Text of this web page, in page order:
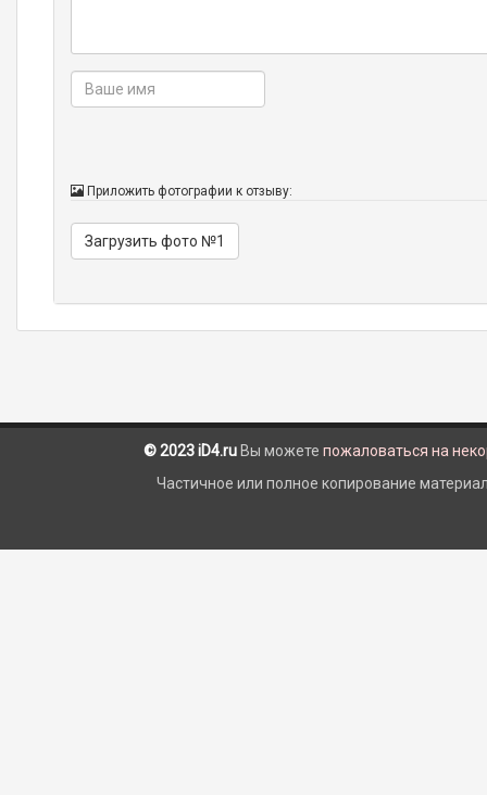
Приложить фотографии к отзыву:
Загрузить фото №1
© 2023 iD4.ru Вы можете пожаловаться на
Частичное или полное копирование